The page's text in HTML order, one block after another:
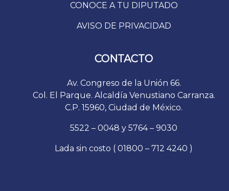
CONOCE A TU DIPUTADO
AVISO DE PRIVACIDAD
CONTACTO
Av. Congreso de la Unión 66.
Col. El Parque. Alcaldía Venustiano Carranza.
C.P. 15960, Ciudad de México.
5522 – 0048 y 5764 – 9030
Lada sin costo ( 01800 – 712 4240 )